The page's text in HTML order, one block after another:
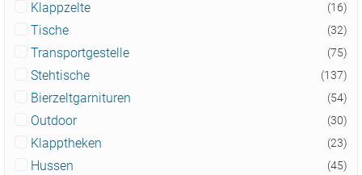
Klappzelte (16)
Tische (32)
Transportgestelle (75)
Stehtische (137)
Bierzeltgarnituren (54)
Outdoor (30)
Klapptheken (23)
Hussen (45)